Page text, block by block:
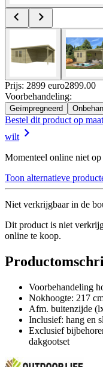
Prijs: 2899 euro2899.00
Voorbehandeling:
Geïmpregneerd
Bestel dit product op maat
wilt
Momenteel online niet op
Toon alternatieve
Niet verkrijgbaar in de
Dit product is niet
online te koop.
Voorbehandeling
Nokhoogte: 217
Afm. buitenzijde
Inclusief: hang en
Exclusief
dakgootset